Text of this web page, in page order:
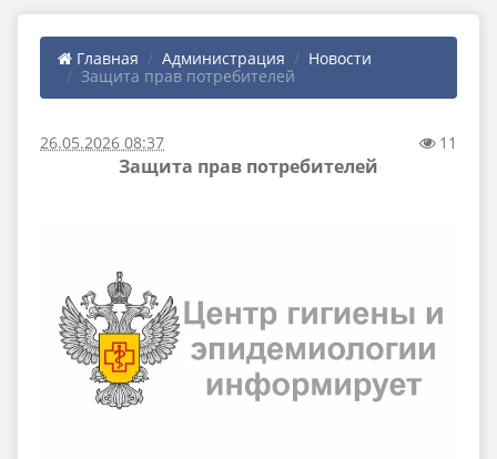
Главная Администрация
Новости
Защита прав потребителей
26.05.2026 08:37 11
Защита прав потребителей